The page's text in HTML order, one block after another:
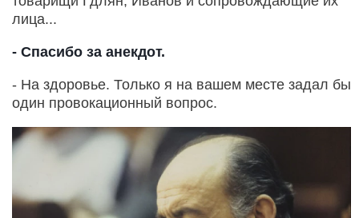
лица...
- Спасибо за анекдот.
- На здоровье. Только я на вашем месте задал бы
один провокационный вопрос.